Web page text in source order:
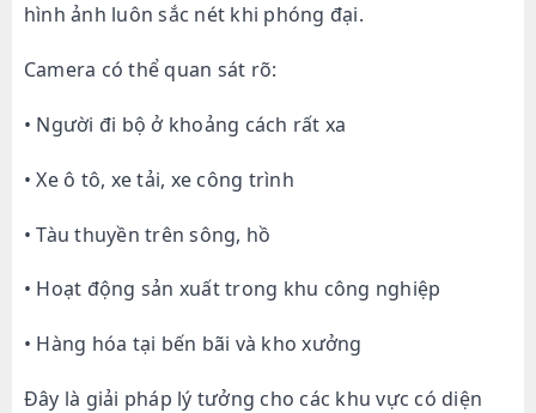
hình ảnh luôn sắc nét khi phóng đại.
Camera có thể quan sát rõ:
• Người đi bộ ở khoảng cách rất xa
• Xe ô tô, xe tải, xe công trình
• Tàu thuyền trên sông, hồ
• Hoạt động sản xuất trong khu công nghiệp
• Hàng hóa tại bến bãi và kho xưởng
Đây là giải pháp lý tưởng cho các khu vực có diện